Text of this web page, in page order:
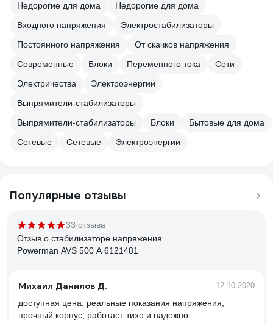
Недорогие для дома
Недорогие для дома
Входного напряжения
Электростабилизаторы
Постоянного напряжения
От скачков напряжения
Современные
Блоки Переменного тока
Сети
Электричества
Электроэнергии
Выпрямители-стабилизаторы
Выпрямители-стабилизаторы
Блоки
Бытовые для дома
Сетевые
Сетевые Электроэнергии
Популярные отзывы
33 отзыва
Отзыв о стабилизаторе напряжения
Powerman AVS 500 A 6121481
Михаил Данилов Д. 12.10.2020
доступная цена, реальные показания напряжения,
прочный корпус, работает тихо и надежно